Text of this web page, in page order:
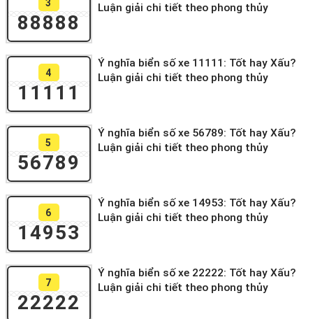
3
88888
Luận giải chi tiết theo phong thủy
4
11111
Ý nghĩa biển số xe 11111: Tốt hay Xấu?
Luận giải chi tiết theo phong thủy
5
56789
Ý nghĩa biển số xe 56789: Tốt hay Xấu?
Luận giải chi tiết theo phong thủy
6
14953
Ý nghĩa biển số xe 14953: Tốt hay Xấu?
Luận giải chi tiết theo phong thủy
7
22222
Ý nghĩa biển số xe 22222: Tốt hay Xấu?
Luận giải chi tiết theo phong thủy